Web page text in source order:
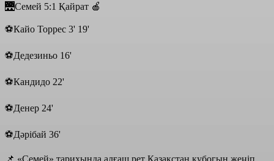
🌉Семей 5:1 Қайрат 🍎
⚽️Кайо Торрес 3' 19'
⚽️Дедезиньо 16'
⚽️Кандидо 22'
⚽️Денер 24'
⚽️Дәрібай 36'
📌 «Семей» тарихында алғаш рет Қазақстан кубогын жеңіп